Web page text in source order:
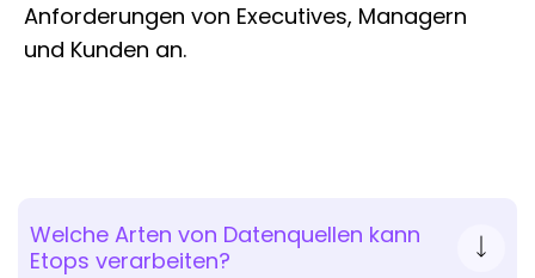
Anforderungen von Executives, Managern
und Kunden an.
Welche Arten von Datenquellen kann
Etops verarbeiten?